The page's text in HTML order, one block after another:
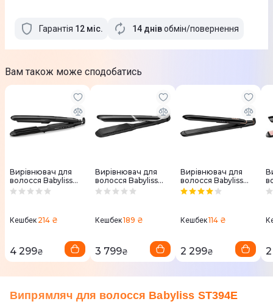
Гарантія 12 міс. 14 днівобмін/повернення
Вам також може сподобатись
Вирівнювач для
волосся Babyliss
Steam Straight
Кешбек 214 ₴
4 299₴
Вирівнювач для
волосся Babyliss
Sleek Control
Кешбек189 ₴
3 799₴
Вирівнювач для
волосся Babyliss
Super Shine ST250E
Кешбек114 ₴
2 299₴
Випрямляч для волосся Babyliss ST394E